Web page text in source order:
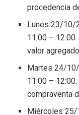
procedencia
Lunes 23/10/
11:00 –
valor agregado
Martes 24/
11:00 –
compraventa
Miércoles